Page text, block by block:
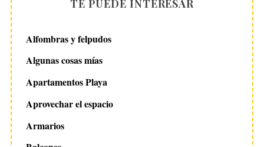
TE PUEDE INTERESAR
Alfombras y felpudos
Algunas cosas mías
Apartamentos Playa
Aprovechar el espacio
Armarios